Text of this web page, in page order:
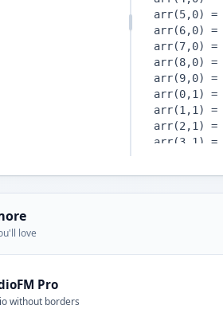
love
Pro
without borders